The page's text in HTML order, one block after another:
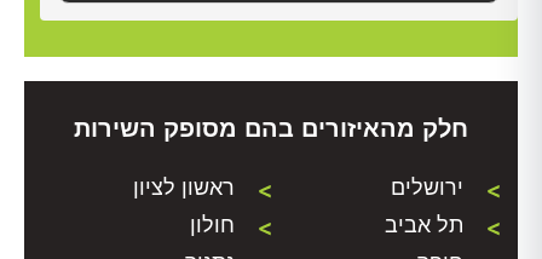
חלק מהאיזורים בהם מסופק השירות
ירושלים
ראשון לציון
תל אביב
חולון